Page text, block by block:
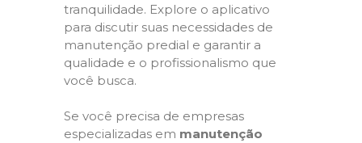
tranquilidade. Explore o aplicativo
para discutir suas necessidades de
manutenção predial e garantir a
qualidade e o profissionalismo que
você busca.
Se você precisa de empresas
especializadas em manutenção